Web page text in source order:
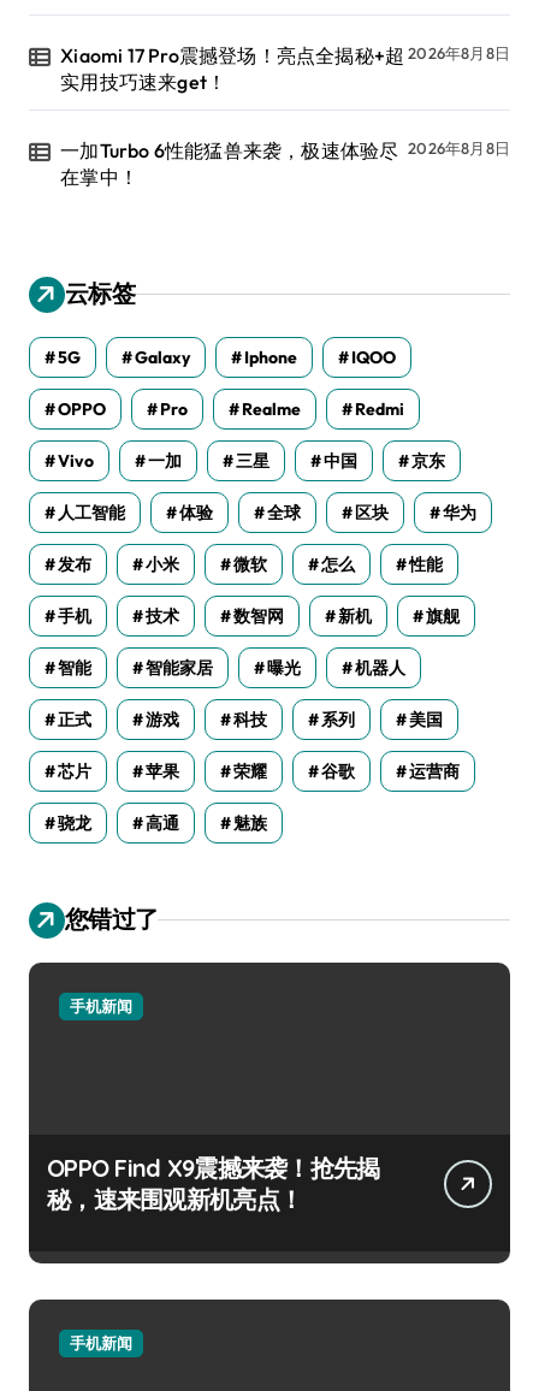
Xiaomi 17 Pro震撼登场！亮点全揭秘+超
实用技巧速来get！
2026年8月8日
一加Turbo 6性能猛兽来袭，极速体验尽
在掌中！
2026年8月8日
云标签
5G Galaxy Iphone IQOO
OPPO Pro Realme Redmi
Vivo 一加 三星 中国 京东
人工智能 体验 全球 区块 华为
发布 小米 微软 怎么 性能
手机 技术 数智网 新机 旗舰
智能 智能家居 曝光 机器人
正式 游戏 科技 系列 美国
芯片 苹果 荣耀 谷歌 运营商
骁龙 高通 魅族
您错过了
手机新闻
OPPO Find X9震撼来袭！抢先揭
秘，速来围观新机亮点！
手机新闻